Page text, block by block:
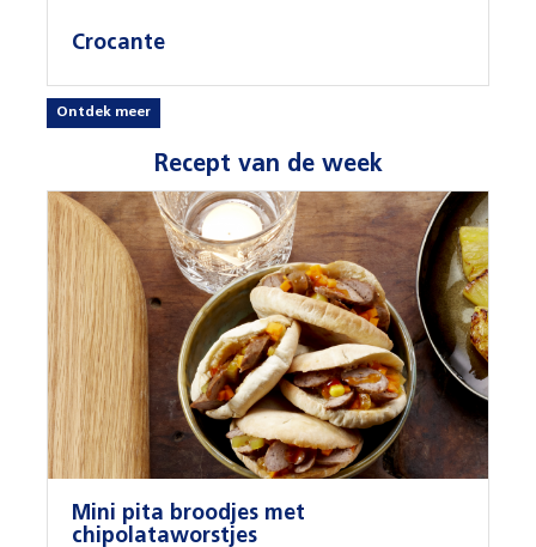
Crocante
Ontdek meer
Recept van de week
Mini pita broodjes met
chipolataworstjes